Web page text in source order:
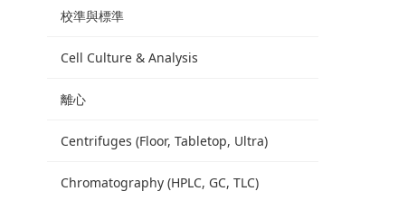
校準與標準
Cell Culture & Analysis
離心
Centrifuges (Floor, Tabletop, Ultra)
Chromatography (HPLC, GC, TLC)